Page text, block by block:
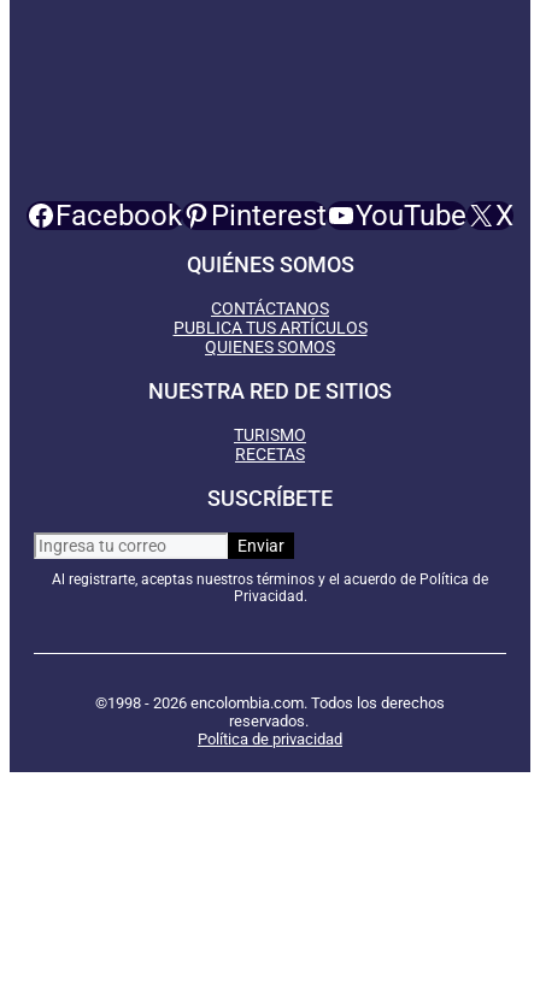
Facebook Pinterest YouTube X
QUIÉNES SOMOS
CONTÁCTANOS
PUBLICA TUS ARTÍCULOS
QUIENES SOMOS
NUESTRA RED DE SITIOS
TURISMO
RECETAS
SUSCRÍBETE
Al registrarte, aceptas nuestros términos y el acuerdo de Política de
Privacidad.
©1998 - 2026 encolombia.com. Todos los derechos
reservados.
Política de privacidad